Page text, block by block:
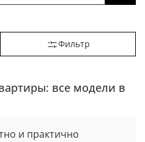
все модели в
и практично
Фильтр